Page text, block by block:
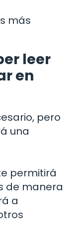
más
leer
en
pero
una
permitirá
de manera
a